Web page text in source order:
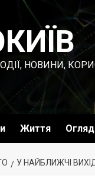
НОВИНИ,
Життя
У НАЙБЛИЖЧІ